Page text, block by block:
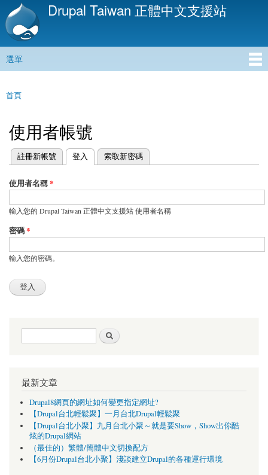
移
內
Drupal Taiwan 正體中文支援站
主選單
選單
您在這裡
首頁
使用者帳號
主要索引標籤
註冊新帳號 登入
(作用中頁籤) 索取新密碼
使用者名稱*
輸入您的 Drupal Taiwan 正體中文支援站 使用者名稱
密碼*
輸入您的密碼。
搜尋表單
最新文章
Drupal8網頁的網址如何變更指定網址?
【Drupal台北輕鬆聚】一月台北Drupal輕鬆聚
【Drupal台北小聚】九月台北小聚～就是要Show，Show出你酷
炫的Drupal網站
（最佳的）繁體/簡體中文切換配方
【6月份Drupal台北小聚】淺談建立Drupal的各種運行環境